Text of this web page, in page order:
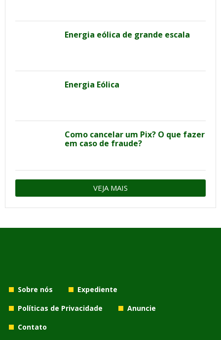
Energia eólica de grande escala
Energia Eólica
Como cancelar um Pix? O que fazer
em caso de fraude?
VEJA MAIS
Sobre nós
Expediente
Políticas de Privacidade
Anuncie
Contato